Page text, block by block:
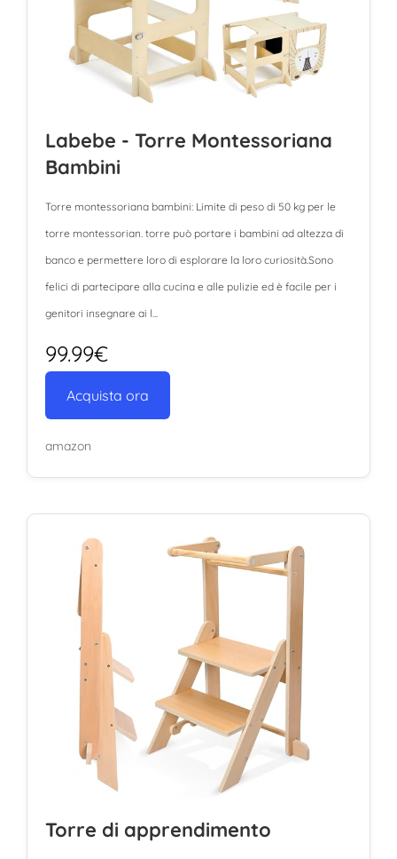
Labebe - Torre Montessoriana
Bambini
Torre montessoriana bambini: Limite di peso di 50 kg per le
torre montessorian. torre può portare i bambini ad altezza di
banco e permettere loro di esplorare la loro curiosità.Sono
felici di partecipare alla cucina e alle pulizie ed è facile per i
genitori insegnare ai l...
99.99€
Acquista ora
amazon
Torre di apprendimento